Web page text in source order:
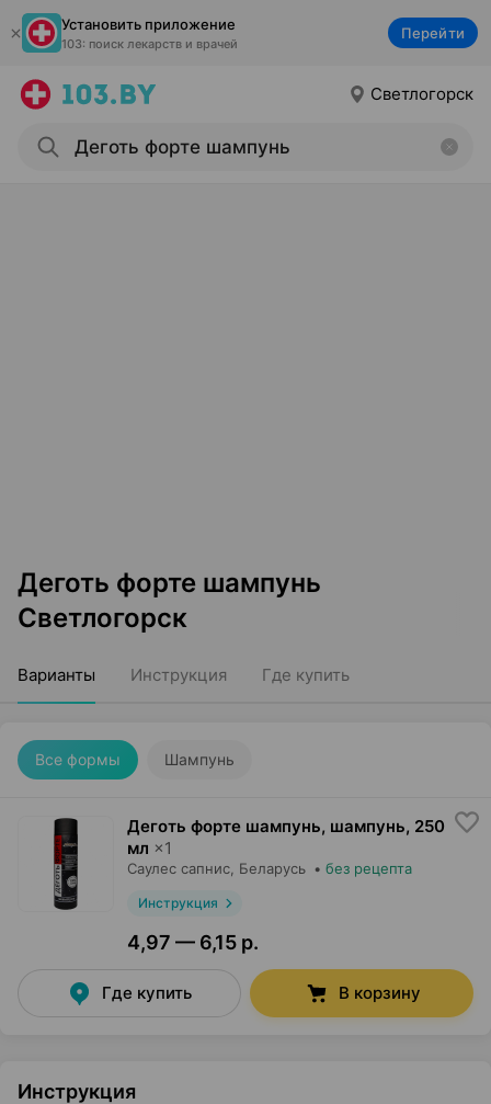
Установить приложение
103: поиск лекарств и врачей
Перейти
Светлогорск
Деготь форте шампунь
Светлогорск
Варианты Инструкция Где купить
Все формы Шампунь
Деготь форте шампунь, шампунь, 250
мл ×1
Саулес сапнис , Беларусь • без рецепта
Инструкция
4,97 — 6,15 р.
Где купить В корзину
Инструкция